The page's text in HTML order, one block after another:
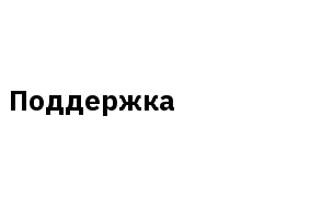
Поддержка